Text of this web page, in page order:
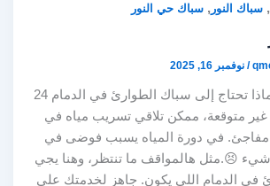
,سباك النور ,سباك حي النور
/نوفمبر 16, 2025
سباك حي النور لماذا تحتاج إلى سباك الطوارئ في الدمام 24
متوقعة، ممكن تلاقي تسريب مياه في
مفاجئ. في دورة المياه يسبب فوضى في
😣.مثل هالمواقف ما تنتظر، وهنا يجي
في الدمام اللي يكون. جاهز لخدمتك على